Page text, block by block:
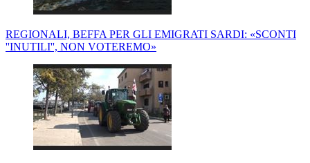
REGIONALI, BEFFA PER GLI EMIGRATI SARDI: «SCONTI
''INUTILI'', NON VOTEREMO»